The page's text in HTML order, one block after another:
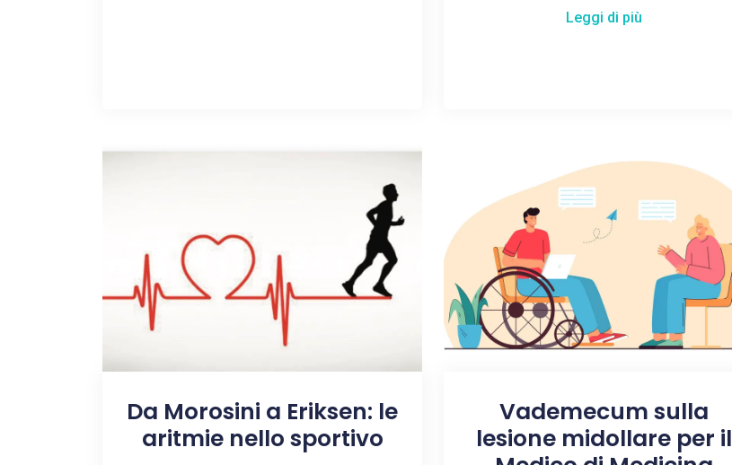
Leggi di più
Da Morosini a Eriksen: le
aritmie nello sportivo
Vademecum sulla
lesione midollare per il